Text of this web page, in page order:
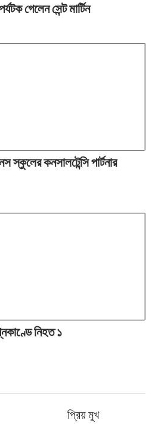
গেলেন সেন্ট মার্টিন
স্কুলের কনসালটেন্সি পার্টনার
নিহত ১
প্রিয় মুখ